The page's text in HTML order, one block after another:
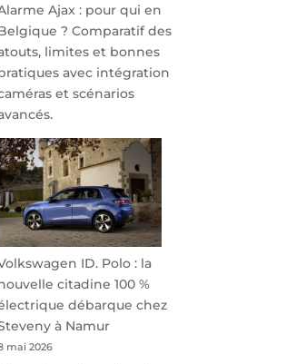
parking
sécurisé
à
l’aéroport
Ajax : pour qui en
? Comparatif des
limites et bonnes
avec intégration
et scénarios
ID. Polo : la
citadine 100 %
débarque chez
à Namur
mai 2026